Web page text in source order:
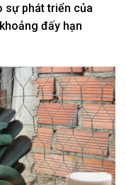
sự phát triển của
đấy hạn